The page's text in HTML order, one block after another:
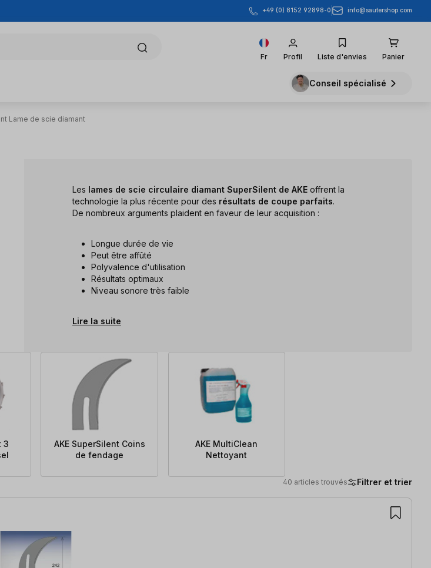
+49 (0) 8152 92898-0 info@sautershop.com
Fr Profil Liste d'envies Panier
Conseil spécialisé
Lame de scie diamant
Les lames de scie circulaire diamant SuperSilent de AKE offrent la
technologie la plus récente pour des résultats de coupe parfaits.
De nombreux arguments plaident en faveur de leur acquisition :
Longue durée de vie
Peut être affûté
Polyvalence d'utilisation
Résultats optimaux
Niveau sonore très faible
Lire la suite
3
AKE SuperSilent Coins
de fendage
AKE MultiClean
Nettoyant
40 articles trouvés Filtrer et trier